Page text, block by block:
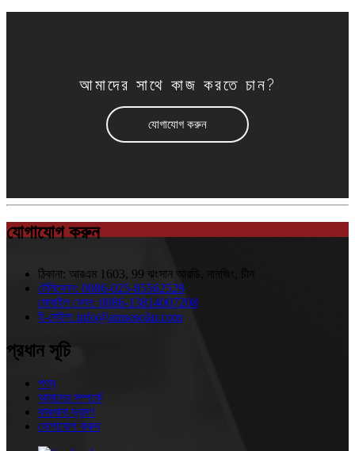
আমাদের সাথে কাজ করতে চান?
যোগাযোগ করুন
যোগাযোগ করুন
ঠিকানা: আরএম 1603, 99 ঝংসান আরডি, নানজিং, চীন
টেলিফোন: 0086-025-85562529
মোবাইল ফোন: 0086-13814007208
ই-মেইল: info@amsosolar.com
প্রধান সূচি
পণ্য
আমাদের সম্পর্কে
কারখানা ভ্রমণ
যোগাযোগ করুন